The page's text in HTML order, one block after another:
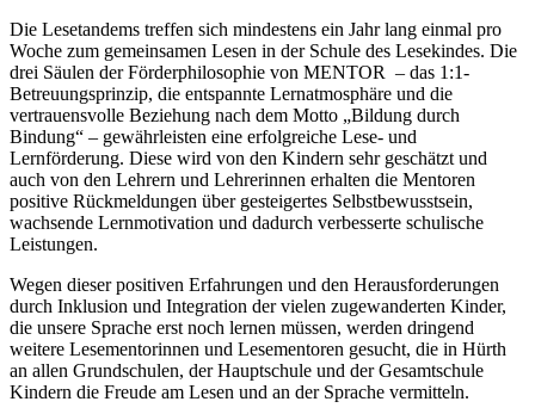
Die Lesetandems treffen sich mindestens ein Jahr lang einmal pro
Woche zum gemeinsamen Lesen in der Schule des Lesekindes. Die
drei Säulen der Förderphilosophie von MENTOR – das 1:1-
Betreuungsprinzip, die entspannte Lernatmosphäre und die
vertrauensvolle Beziehung nach dem Motto „Bildung durch
Bindung“ – gewährleisten eine erfolgreiche Lese- und
Lernförderung. Diese wird von den Kindern sehr geschätzt und
auch von den Lehrern und Lehrerinnen erhalten die Mentoren
positive Rückmeldungen über gesteigertes Selbstbewusstsein,
wachsende Lernmotivation und dadurch verbesserte schulische
Leistungen.
Wegen dieser positiven Erfahrungen und den Herausforderungen
durch Inklusion und Integration der vielen zugewanderten Kinder,
die unsere Sprache erst noch lernen müssen, werden dringend
weitere Lesementorinnen und Lesementoren gesucht, die in Hürth
an allen Grundschulen, der Hauptschule und der Gesamtschule
Kindern die Freude am Lesen und an der Sprache vermitteln.